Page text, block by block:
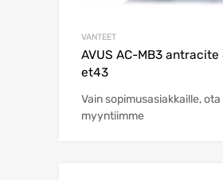
VANTEET
AVUS AC-MB3 antracite
et43
Vain sopimusasiakkaille,
myyntiimme